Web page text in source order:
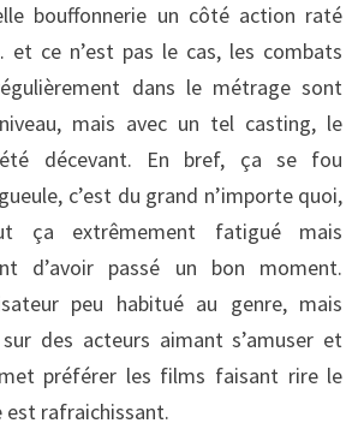
bouffonnerie un côté action raté
ce n’est pas le cas, les combats
dans le métrage sont
mais avec un tel casting, le
décevant. En bref, ça se fou
c’est du grand n’importe quoi,
ça extrêmement fatigué mais
d’avoir passé un bon moment.
peu habitué au genre, mais
des acteurs aimant s’amuser et
préférer les films faisant rire le
est rafraichissant.